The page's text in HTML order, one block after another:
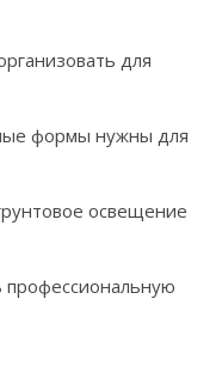
для
формы нужны для
освещение